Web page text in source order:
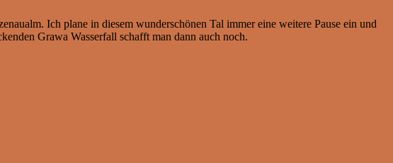
Ich plane in diesem wunderschönen Tal immer eine weitere Pause ein und
Grawa Wasserfall schafft man dann auch noch.